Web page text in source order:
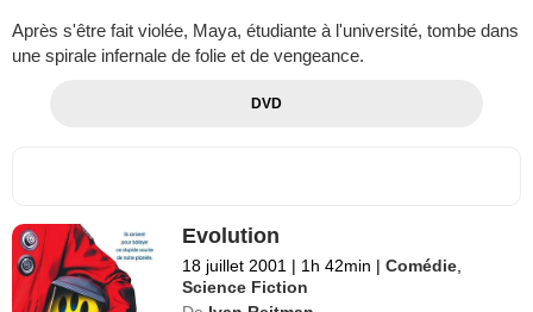
Après s'être fait violée, Maya, étudiante à l'université, tombe dans
une spirale infernale de folie et de vengeance.
DVD
Evolution
18 juillet 2001 | 1h 42min | Comédie
Science Fiction